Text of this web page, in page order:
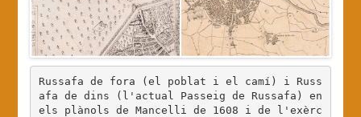
Russafa de fora (el poblat i el camí) i Russ
afa de dins (l'actual Passeig de Russafa) en
els plànols de Mancelli de 1608 i de l'exèrc